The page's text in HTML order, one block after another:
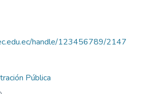
handle/123456789/2147
Pública